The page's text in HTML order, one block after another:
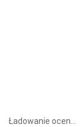
Ładowanie ocen...